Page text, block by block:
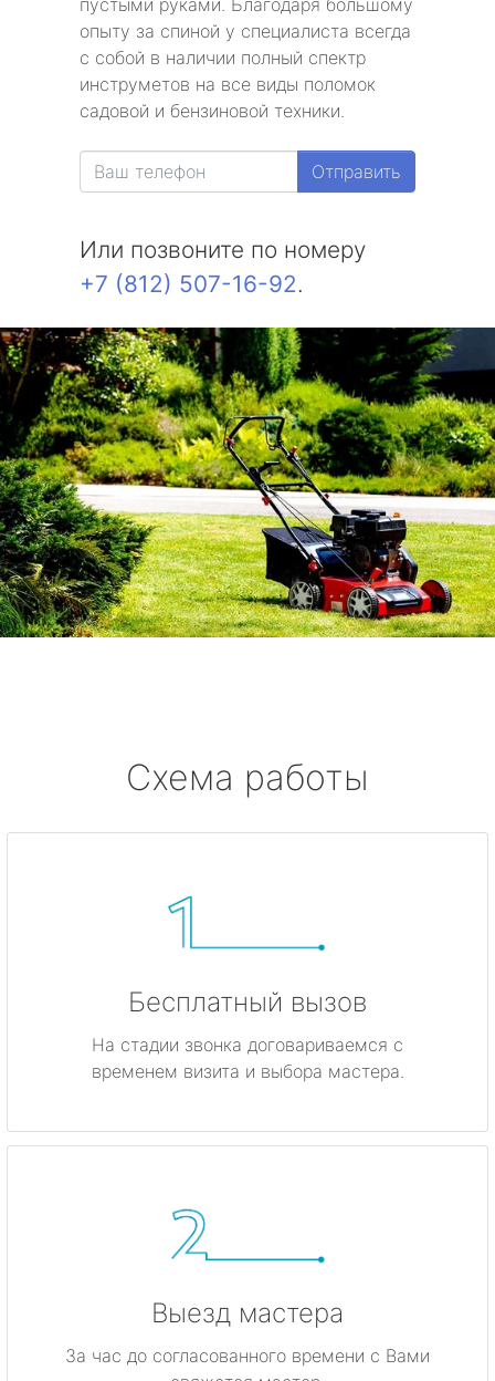
пустыми руками. Благодаря большому
опыту за спиной у специалиста всегда
с собой в наличии полный спектр
инструметов на все виды поломок
садовой и бензиновой техники.
Отправить
Или позвоните по номеру
+7 (812) 507-16-92.
Схема работы
Бесплатный вызов
На стадии звонка договариваемся с
временем визита и выбора мастера.
Выезд мастера
За час до согласованного времени с Вами